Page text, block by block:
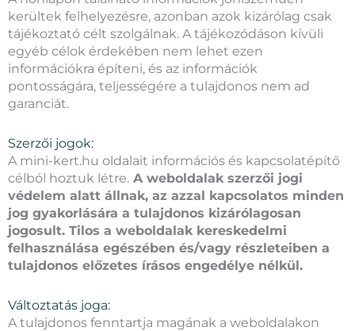
kerültek felhelyezésre, azonban azok kizárólag csak
tájékoztató célt szolgálnak. A tájékozódáson kívüli
egyéb célok érdekében nem lehet ezen
információkra építeni, és az információk
pontosságára, teljességére a tulajdonos nem ad
garanciát.
Szerzői jogok:
A mini-kert.hu oldalait információs és kapcsolatépítő
célból hoztuk létre. A weboldalak szerzői jogi
védelem alatt állnak, az azzal kapcsolatos minden
jog gyakorlására a tulajdonos kizárólagosan
jogosult. Tilos a weboldalak kereskedelmi
felhasználása egészében és/vagy részleteiben a
tulajdonos előzetes írásos engedélye nélkül.
Változtatás joga:
A tulajdonos fenntartja magának a weboldalakon